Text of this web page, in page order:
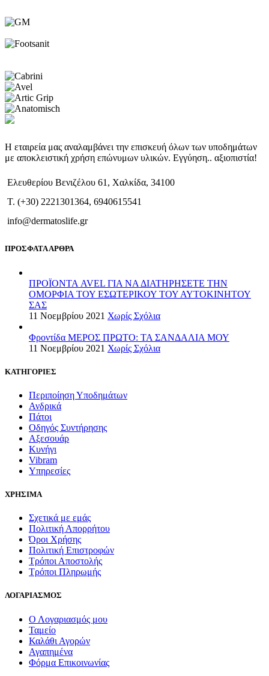
Η εταιρεία μας αναλαμβάνει την επισκευή όλων των υποδημάτων
με αποκλειστική χρήση επώνυμων υλικών. Εγγύηση.. αξιοπιστία!
Ελευθερίου Βενιζέλου 61, Χαλκίδα, 34100
T. (+30) 2221301364, 6940615541
info@dermatoslife.gr
ΠΡΟΣΦΑΤΑ ΑΡΘΡΑ
ΠΡΟΪΟΝΤΑ AVEL ΓΙΑ ΝΑ ΔΙΑΤΗΡΗΣΕΤΕ ΤΗΝ
ΟΜΟΡΦΙΑ ΤΟΥ ΕΣΩΤΕΡΙΚΟΥ ΤΟΥ ΑΥΤΟΚΙΝΗΤΟΥ
ΣΑΣ
11 Νοεμβρίου 2021 Χωρίς Σχόλια
Φροντίδα ΜΕΡΟΣ ΠΡΩΤΟ: ΤΑ ΣΑΝΔΑΛΙΑ ΜΟΥ
11 Νοεμβρίου 2021 Χωρίς Σχόλια
ΚΑΤΗΓΟΡΙΕΣ
Περιποίηση Υποδημάτων
Ανδρικά
Πάτοι
Οδηγός Συντήρησης
Αξεσουάρ
Κυνήγι
Vibram
Υπηρεσίες
ΧΡΗΣΙΜΑ
Σχετικά με εμάς
Πολιτική Απορρήτου
Όροι Χρήσης
Πολιτική Επιστροφών
Τρόποι Αποστολής
Τρόποι Πληρωμής
ΛΟΓΑΡΙΑΣΜΟΣ
Ο Λογαριασμός μου
Ταμείο
Καλάθι Αγορών
Αγαπημένα
Φόρμα Επικοινωνίας